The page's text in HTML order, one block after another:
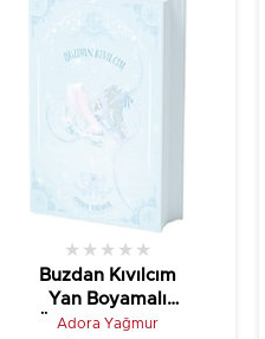
Buzdan Kıvılcım
Yan Boyamalı
Özel Baskı - Ciltli
★ ★ ★ ★ ★
Adora Yağmur